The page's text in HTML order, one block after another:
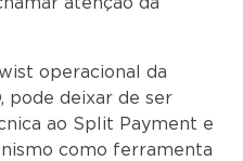
operacional da
pode deixar de ser
ao Split Payment e
como ferramenta